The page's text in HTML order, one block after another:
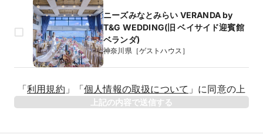
ニーズみなとみらい VERANDA by
T&G WEDDING(旧 ベイサイド迎賓館
ベランダ)
神奈川県［ゲストハウス］
年
「利用規約 」 「個人情報の取扱について 」 に同意の上
上記の内容で送信する